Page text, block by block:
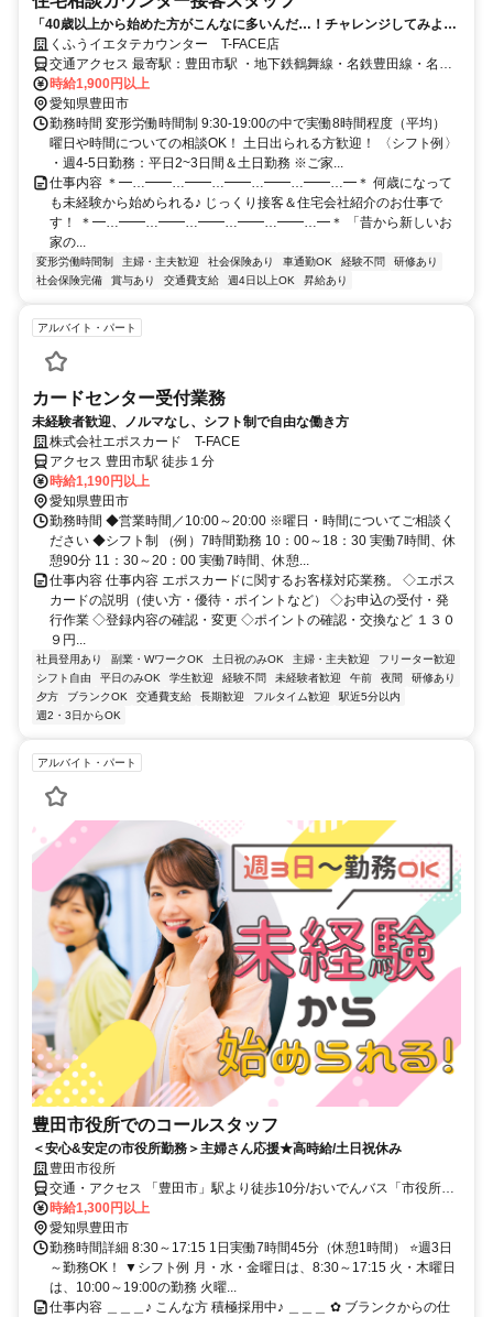
「40歳以上から始めた方がこんなに多いんだ…！チャレンジしてみよう
かな♪」 高時給1900円～/家やインテリアが好きな40～50代未経験入社8
割！
くふうイエタテカウンター T-FACE店
交通アクセス 最寄駅：豊田市駅 ・地下鉄鶴舞線・名鉄豊田線・名鉄
三河線「豊田市駅」より徒歩1分 ・愛知環状鉄道「新豊田駅」より徒
歩1分 ※車通勤OK／無料駐車場／ガソリン代支給／駐輪場あり ※豊
田市はもちろん、岡崎市・みよし市からもアクセス可能！ 〈T-FACE
店について〉 T-FACE内の店舗になりますので、仕事終わりの買い物
にも便利です！ 従業員用の駐車場もございますので、車通勤もOKで
す！
時給1,900円以上
愛知県豊田市
勤務時間 変形労働時間制 9:30-19:00の中で実働8時間程度（平均）
曜日や時間についての相談OK！ 土日出られる方歓迎！ 〈シフト例〉
・週4-5日勤務：平日2~3日間＆土日勤務 ※ご家...
仕事内容 ＊━…━━…━━…━━…━━…━━…━＊ 何歳になって
も未経験から始められる♪ じっくり接客＆住宅会社紹介のお仕事で
す！ ＊━…━━…━━…━━…━━…━━…━＊ 「昔から新しいお
家の...
変形労働時間制 主婦・主夫歓迎 社会保険あり 車通勤OK 経験不問
研修あり
社会保険完備
賞与あり 交通費支給 週4日以上OK 昇給あり
アルバイト・パート
カードセンター受付業務
未経験者歓迎、ノルマなし、シフト制で自由な働き方
株式会社エポスカード T-FACE
アクセス 豊田市駅 徒歩１分
時給1,190円以上
愛知県豊田市
勤務時間 ◆営業時間／10:00～20:00 ※曜日・時間についてご相談く
ださい ◆シフト制 （例）7時間勤務 10：00～18：30 実働7時間、休
憩90分 11：30～20：00 実働7時間、休憩...
仕事内容 仕事内容 エポスカードに関するお客様対応業務。 ◇エポス
カードの説明（使い方・優待・ポイントなど） ◇お申込の受付・発
行作業 ◇登録内容の確認・変更 ◇ポイントの確認・交換など １３０
９円...
社員登用あり 副業・WワークOK 土日祝のみOK 主婦・主夫歓迎
フリーター歓迎
シフト自由
平日のみOK 学生歓迎 経験不問 未経験者歓迎 午前 夜間
研修あり
夕方
ブランクOK 交通費支給 長期歓迎 フルタイム歓迎
駅近5分以内
週2・3日からOK
アルバイト・パート
豊田市役所でのコールスタッフ
＜安心&安定の市役所勤務＞主婦さん応援★高時給/土日祝休み
豊田市役所
交通・アクセス 「豊田市」駅より徒歩10分/おいでんバス「市役所」
バス停すぐ
時給1,300円以上
愛知県豊田市
勤務時間詳細 8:30～17:15 1日実働7時間45分（休憩1時間） ⭐週3日
～勤務OK！ ▼シフト例 月・水・金曜日は、8:30～17:15 火・木曜日
は、10:00～19:00の勤務 火曜...
仕事内容 ＿＿＿♪ こんな方 積極採用中♪ ＿＿＿ ✿ ブランクからの仕